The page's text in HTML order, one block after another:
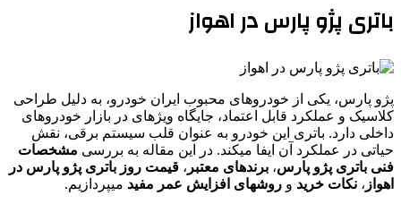
باتری پژو پارس در اهواز
پژو پارس، یکی از خودروهای محبوب ایران خودرو، به دلیل طراحی
کلاسیک و عملکرد قابل اعتماد، جایگاه ویژهای در بازار خودروهای
داخلی دارد. باتری این خودرو به عنوان قلب سیستم برقی، نقش
حیاتی در عملکرد آن ایفا میکند. در این مقاله به بررسی مشخصات
فنی باتری پژو پارس، برندهای معتبر ، قیمت روز باتری پژو پارس در
اهواز ، نکات خرید و روشهای افزایش عمر مفید میپردازیم.